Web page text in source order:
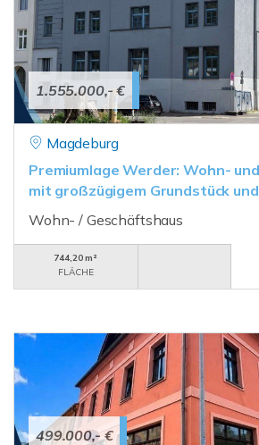
1.555.000,- €
Magdeburg
Premiumlage Werder: Wohn-
mit großzügigem Grundstück
Wohn- / Geschäftshaus
744,20 m²
FLÄCHE
499.000,- €